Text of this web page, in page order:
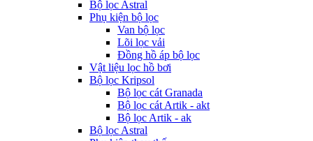
Bộ lọc Astral
Phụ kiện bộ lọc
Van bộ lọc
Lõi lọc vải
Đồng hồ áp bộ lọc
Vật liệu lọc hồ bơi
Bộ lọc Kripsol
Bộ lọc cát Granada
Bộ lọc cát Artik - akt
Bộ lọc Artik - ak
Bộ lọc Astral